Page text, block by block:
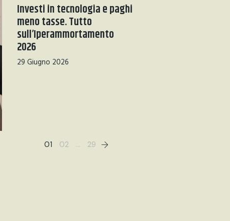
Investi in tecnologia e paghi
meno tasse. Tutto
sull’Iperammortamento
2026
29 Giugno 2026
01 02 … 29